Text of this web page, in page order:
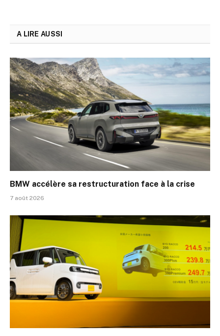
A LIRE AUSSI
BMW accélère sa restructuration face à la crise
7 août 2026